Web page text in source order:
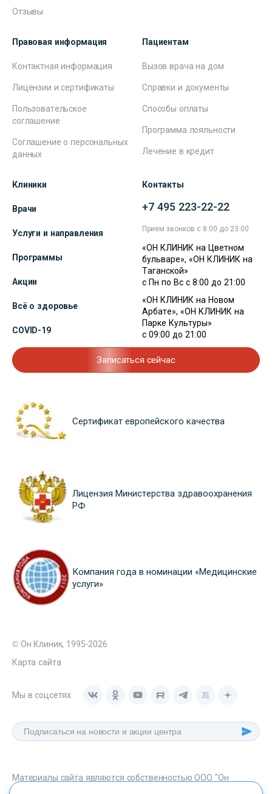
Отзывы
Правовая информация
Контактная информация
Лицензии и сертификаты
Пользовательское
соглашение
Соглашение о персональных
данных
Пациентам
Вызов врача на дом
Справки и документы
Способы оплаты
Программа лояльности
Лечение в кредит
Клиники
Врачи
Услуги и направления
Программы
Акции
Всё о здоровье
COVID-19
Контакты
+7 495 223-22-22
Прием звонков с 8:00 до 23:00
«ОН КЛИНИК на Цветном
бульваре», «ОН КЛИНИК на
Таганской»
с Пн по Вс с 8:00 до 21:00
«ОН КЛИНИК на Новом
Арбате», «ОН КЛИНИК на
Парке Культуры»
с 09:00 до 21:00
Записаться сейчас
Сертификат европейского качества
Лицензия Министерства здравоохранения
РФ
Компания года в номинации «Медицинские
услуги»
© Он Клиник, 1995-2026
Карта сайта
Мы в соцсетях
Материалы сайта являются собственностью ООО "Он